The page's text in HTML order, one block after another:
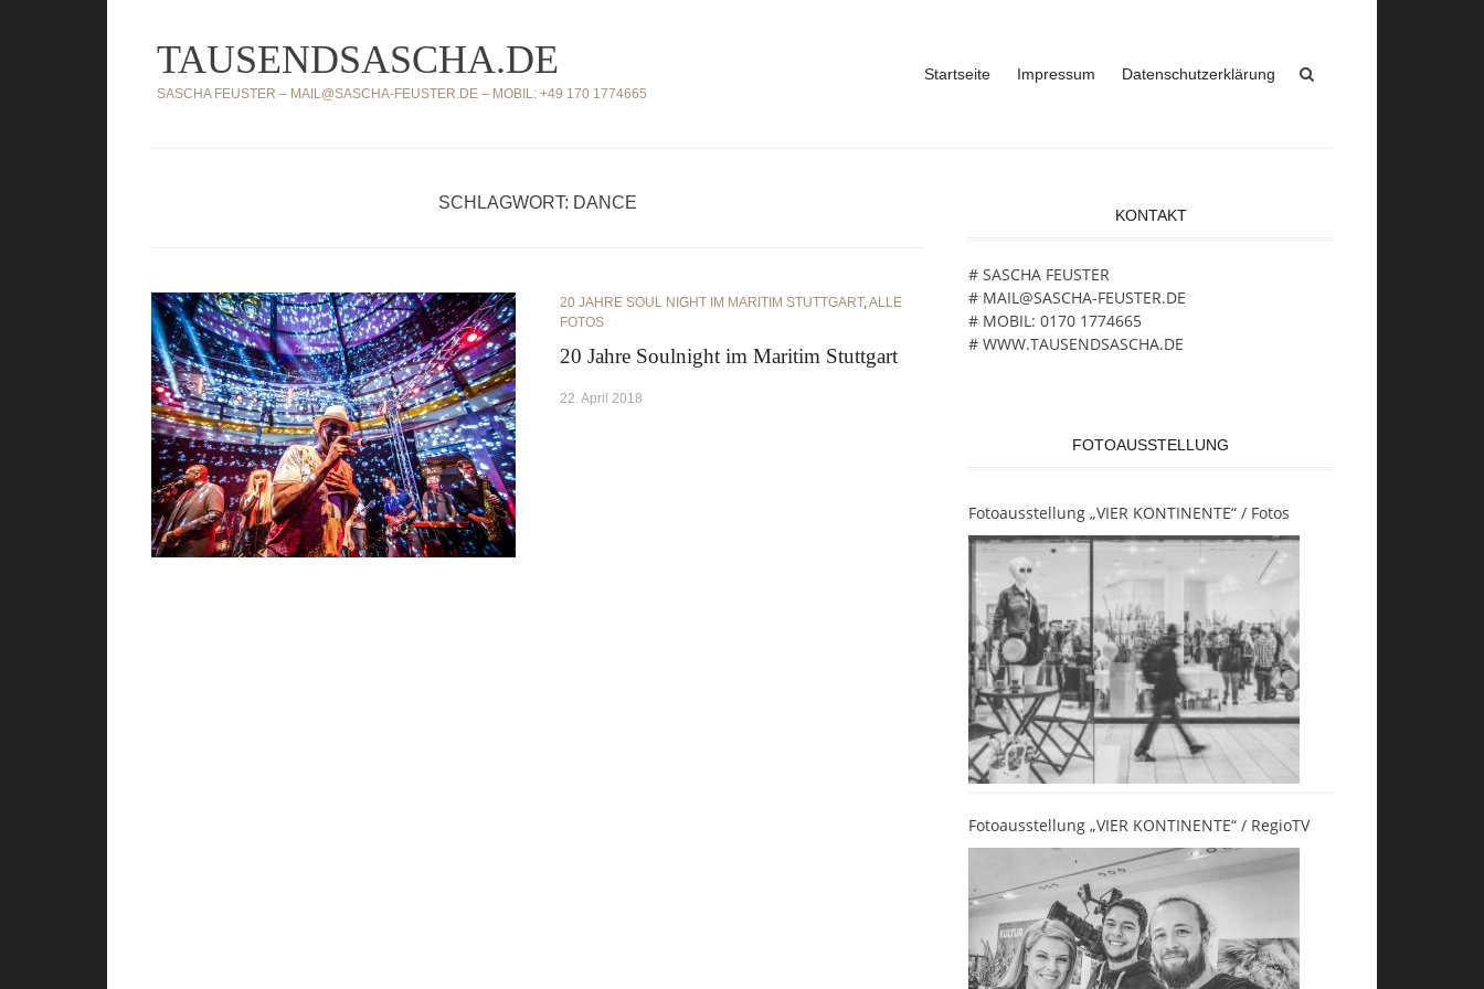
Inhalt
springen
TAUSENDSASCHA.DE
SASCHA FEUSTER – MAIL@SASCHA-FEUSTER.DE – MOBIL: +49 170 1774665
Startseite Impressum Datenschutzerklärung
SCHLAGWORT: DANCE
20 JAHRE SOUL NIGHT IM MARITIM STUTTGART,ALLE
FOTOS
20 Jahre Soulnight im Maritim Stuttgart
22. April 2018
KONTAKT
# SASCHA FEUSTER
# MAIL@SASCHA-FEUSTER.DE
# MOBIL: 0170 1774665
# WWW.TAUSENDSASCHA.DE
FOTOAUSSTELLUNG
Fotoausstellung „VIER KONTINENTE“ / Fotos
Fotoausstellung „VIER KONTINENTE“ / RegioTV